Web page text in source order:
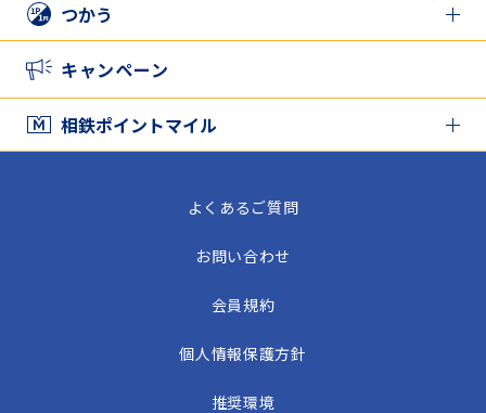
つかう
相鉄ポイントをつかう
家族と相鉄ポイントをシェアする
キャンペーン
相鉄ポイントマイル
よくあるご質問
お問い合わせ
会員規約
個人情報保護方針
推奨環境